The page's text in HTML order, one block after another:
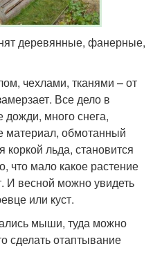
деревянные, фанерные,
чехлами, тканями – от
Все дело в
дожди, много снега,
материал, обмотанный
коркой льда, становится
мало какое растение
И весной можно увидеть
или куст.
мыши, туда можно
сделать отаптывание